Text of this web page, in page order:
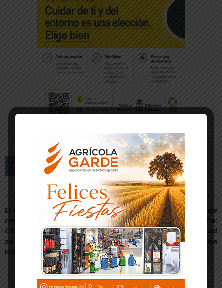
Artículo anterior
El consejero Santos se
reúne con el alcalde de
Castejón, David Álvarez, en
su ronda de contactos con
los primeros ediles
Artículo siguiente
Palancas de desarrollo de
Nissan en España:
Electrificación y movilidad
autónoma
Artículos relacionados Más del autor